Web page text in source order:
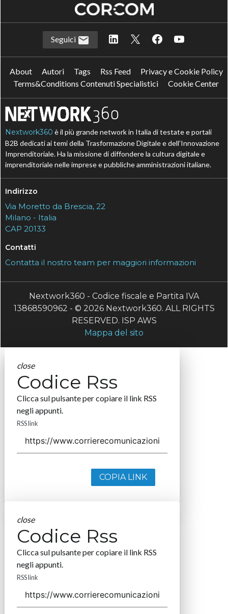
Seguici
About Autori Tags Rss Feed
Privacy e Cookie Policy
Terms&Conditions Contenuti Specialistici
Cookie Center
Nextwork360 è il più grande network in Italia di testate e portali
B2B dedicati ai temi della Trasformazione Digitale e dell’Innovazione
Imprenditoriale. Ha la missione di diffondere la cultura digitale e
imprenditoriale nelle imprese e pubbliche amministrazioni italiane.
Indirizzo
Via Moretto da Brescia, 22
Milano - Italia
CAP 20133
Contatti
Contatta il nostro team per maggiori informazioni
Nextwork360 - Codice fiscale e Partita IVA
13868590962 - © 2026 Nextwork360. ALL RIGHTS
RESERVED. ISP AWS
Mappa del sito
close
Codice Rss
Clicca sul pulsante per copiare il link RSS
negli appunti.
RSS link
COPIA LINK
close
Codice Rss
Clicca sul pulsante per copiare il link RSS
negli appunti.
RSS link